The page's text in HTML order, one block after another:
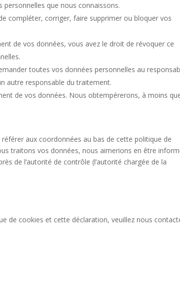
personnelles que nous connaissons.
compléter, corriger, faire supprimer ou bloquer vos
de vos données, vous avez le droit de révoquer ce
toutes vos données personnelles au
autre responsable du traitement.
de vos données. Nous obtempérerons, à moins
aux coordonnées au bas de cette politique de
traitons vos données, nous aimerions en être
de l’autorité de contrôle (l’autorité chargée de la
de cookies et cette déclaration, veuillez nous